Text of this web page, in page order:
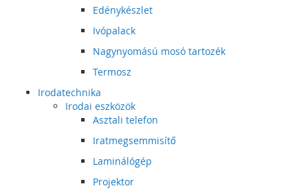
Edénykészlet
Ivópalack
Nagynyomású mosó tartozék
Termosz
Irodatechnika
Irodai eszközök
Asztali telefon
Iratmegsemmisítő
Laminálógép
Projektor